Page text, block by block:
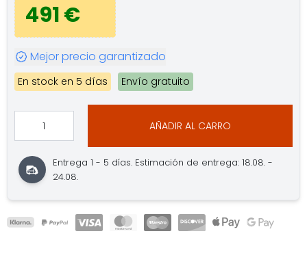
491 €
Mejor precio garantizado
En stock en 5 días Envío gratuito
AÑADIR AL CARRO
Entrega 1 - 5 días. Estimación de entrega: 18.08. -
24.08.